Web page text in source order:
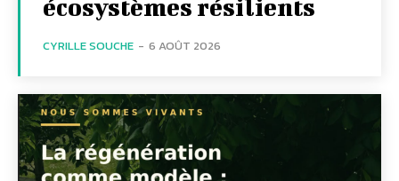
écosystèmes résilients
CYRILLE SOUCHE - 6 AOÛT 2026